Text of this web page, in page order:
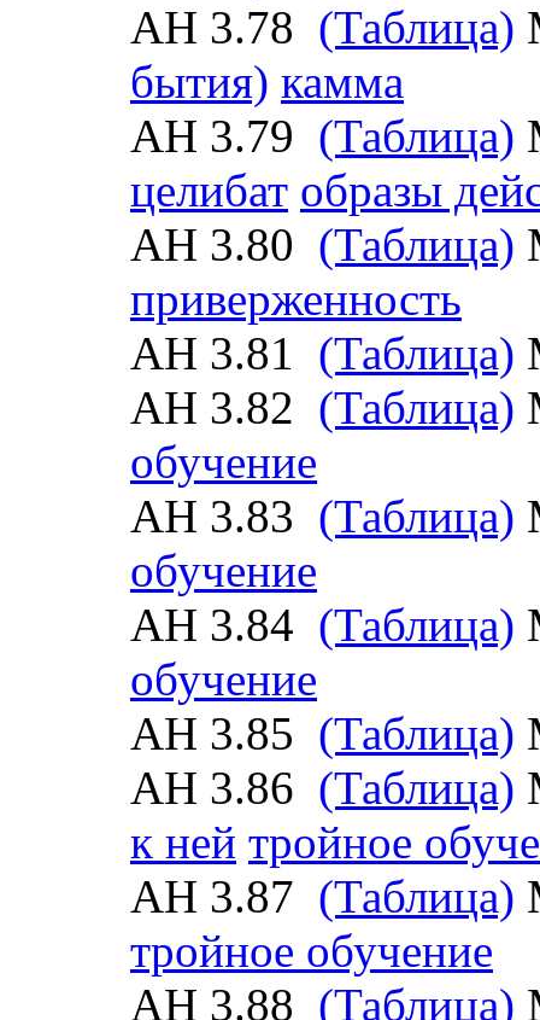
АН 3.78 (Таблица)
бытия) камма
АН 3.79 (Таблица)
целибат образы
АН 3.80 (Таблица)
приверженность
АН 3.81 (Таблица)
АН 3.82 (Таблица)
обучение
АН 3.83 (Таблица)
обучение
АН 3.84 (Таблица)
обучение
АН 3.85 (Таблица)
АН 3.86 (Таблица)
к ней тройное
АН 3.87 (Таблица)
тройное обучение
АН 3.88 (Таблица)